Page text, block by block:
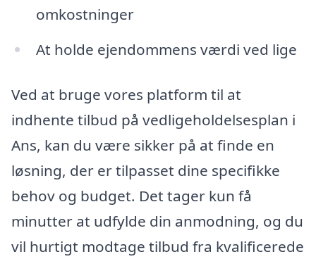
omkostninger
At holde ejendommens værdi ved lige
Ved at bruge vores platform til at
indhente tilbud på vedligeholdelsesplan i
Ans, kan du være sikker på at finde en
løsning, der er tilpasset dine specifikke
behov og budget. Det tager kun få
minutter at udfylde din anmodning, og du
vil hurtigt modtage tilbud fra kvalificerede